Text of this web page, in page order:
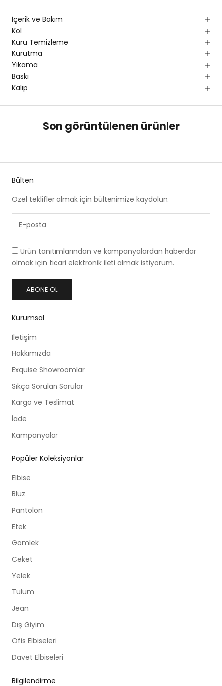
İçerik ve Bakım
Kol
Kuru Temizleme
Kurutma
Yıkama
Baskı
Kalıp
Son görüntülenen ürünler
Bülten
Özel teklifler almak için bültenimize kaydolun.
Ürün tanıtımlarından ve kampanyalardan haberdar
olmak için ticari elektronik ileti almak istiyorum.
ABONE OL
Kurumsal
İletişim
Hakkımızda
Exquise Showroomlar
Sıkça Sorulan Sorular
Kargo ve Teslimat
İade
Kampanyalar
Popüler Koleksiyonlar
Elbise
Bluz
Pantolon
Etek
Gömlek
Ceket
Yelek
Tulum
Jean
Dış Giyim
Ofis Elbiseleri
Davet Elbiseleri
Bilgilendirme